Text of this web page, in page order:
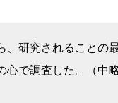
研究されることの
で調査した。（中略